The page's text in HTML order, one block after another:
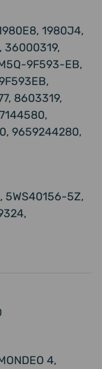
1980J4,
36000319,
9F593-EB,
8603319,
9659244280,
5WS40156-5Z,
4,